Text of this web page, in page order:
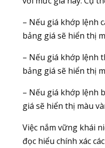
– Nếu giá khớp lệnh
bảng giá sẽ hiển thị
– Nếu giá khớp lệnh
bảng giá sẽ hiển thị
– Nếu giá khớp lệnh
giá sẽ hiển thị màu
Việc nắm vững khái
đọc hiểu chính xác